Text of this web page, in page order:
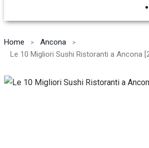
Home
Ancona
Le 10 Migliori Sushi Ristoranti a Ancona